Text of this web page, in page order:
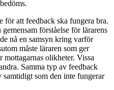
för att feedback ska fungera bra.
förståelse för lärarens
nå en samsyn kring varför
måste läraren som ger
olikheter. Vissa
Samma typ av feedback
som den inte fungerar